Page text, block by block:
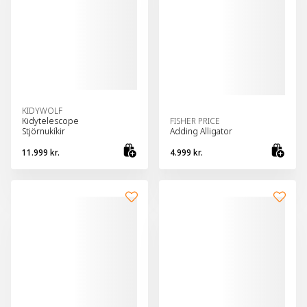
KIDYWOLF
Kidytelescope
Stjörnukíkir
11.999 kr.
FISHER PRICE
Adding Alligator
4.999 kr.